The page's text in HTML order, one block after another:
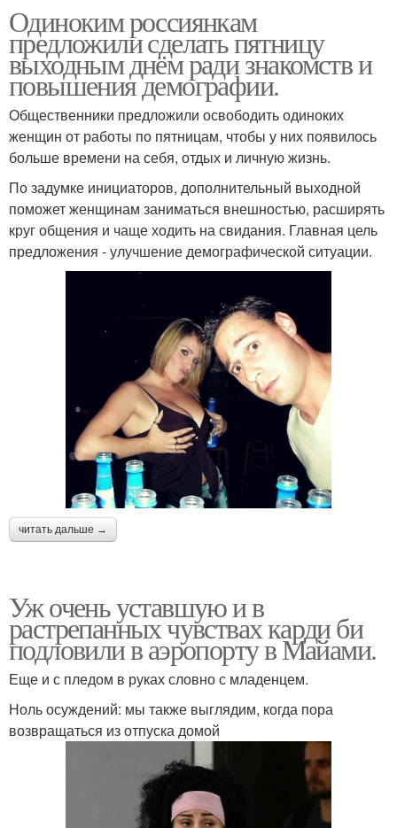
Одиноким россиянкам
предложили сделать пятницу
выходным днём ради знакомств и
повышения демографии.
Общественники предложили освободить одиноких
женщин от работы по пятницам, чтобы у них появилось
больше времени на себя, отдых и личную жизнь.
По задумке инициаторов, дополнительный выходной
поможет женщинам заниматься внешностью, расширять
круг общения и чаще ходить на свидания. Главная цель
предложения - улучшение демографической ситуации.
читать дальше →
Уж очень уставшую и в
растрепанных чувствах карди би
подловили в аэропорту в Майами.
Еще и с пледом в руках словно с младенцем.
Ноль осуждений: мы также выглядим, когда пора
возвращаться из отпуска домой